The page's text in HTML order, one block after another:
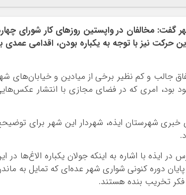
گفت: مخالفان در واپستین روزهای کار شورای
حرکت نیز با توجه به یکباره بودن، اقدامی عمدی
جالب و کم نظیر برخی از میادین و خیابان‌های
بود، امری که در فضای مجازی با انتشار
شهرستان ایذه، شهردار این شهر برای
ایذه با اشاره به اینکه جولان یکباره الاغ‌ها در
دوره کنونی شواری شهر عده‌ای که تمایل به
فکر تخریب بنده هستند.